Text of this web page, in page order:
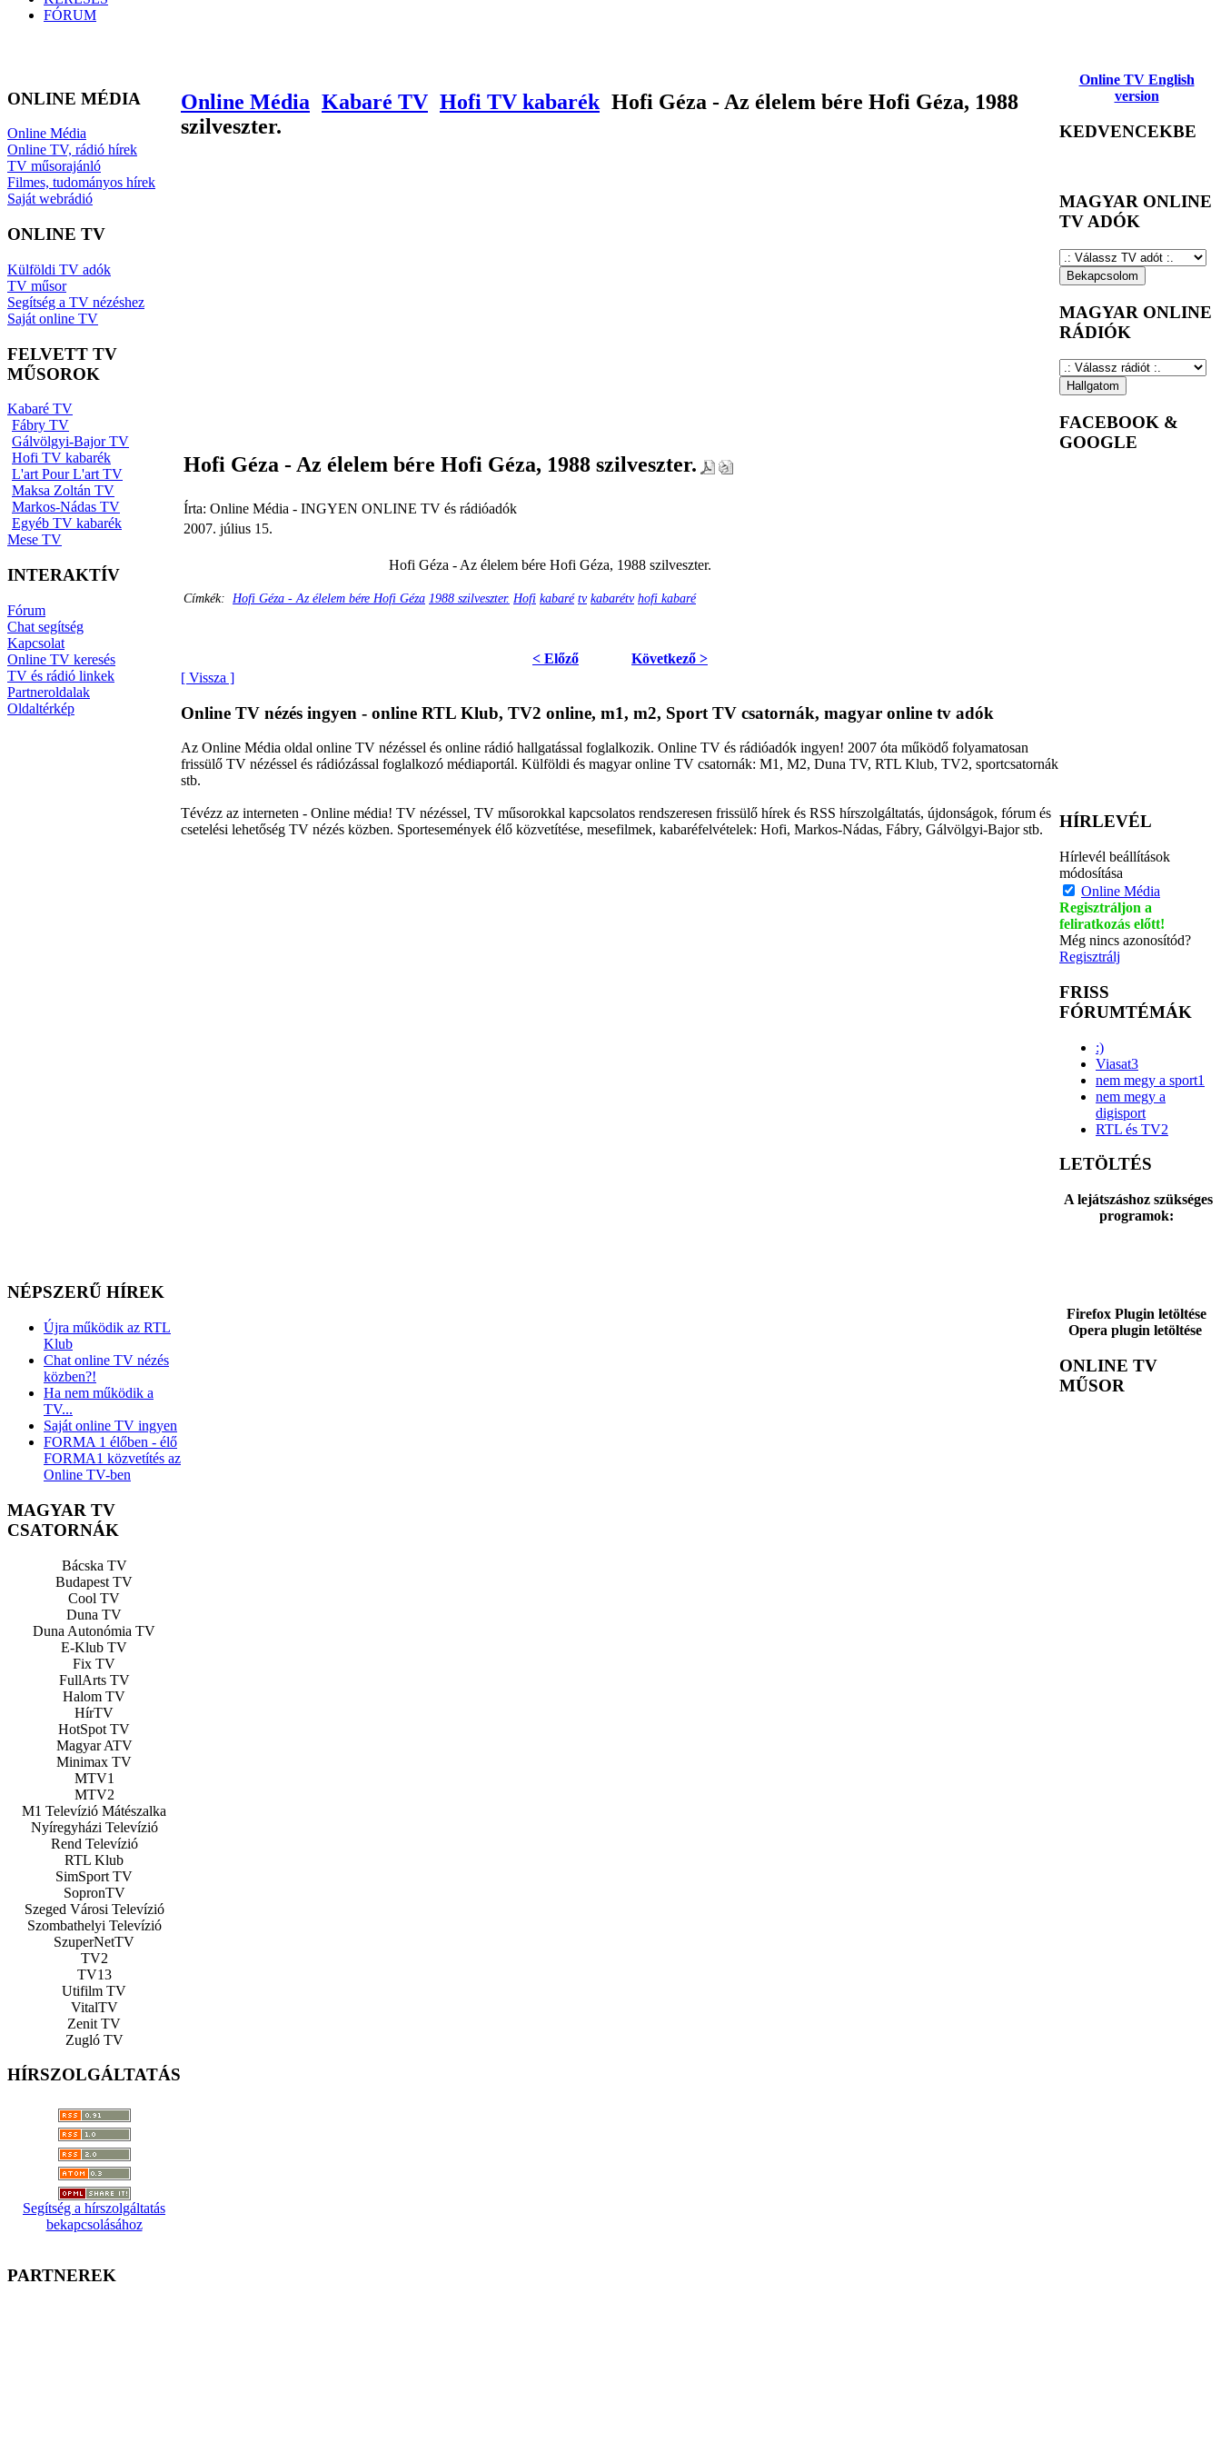
FÓRUM
ONLINE MÉDIA
Online Média
Online TV, rádió hírek
TV műsorajánló
Filmes, tudományos hírek
Saját webrádió
ONLINE TV
Külföldi TV adók
TV műsor
Segítség a TV nézéshez
Saját online TV
FELVETT TV
MŰSOROK
Kabaré TV
Fábry TV
Gálvölgyi-Bajor TV
Hofi TV kabarék
L'art Pour L'art TV
Maksa Zoltán TV
Markos-Nádas TV
Egyéb TV kabarék
Mese TV
INTERAKTÍV
Fórum
Chat segítség
Kapcsolat
Online TV keresés
TV és rádió linkek
Partneroldalak
Oldaltérkép
NÉPSZERŰ HÍREK
Újra működik az RTL
Klub
Chat online TV nézés
közben?!
Ha nem működik a
TV...
Saját online TV ingyen
FORMA 1 élőben - élő
FORMA1 közvetítés az
Online TV-ben
MAGYAR TV
CSATORNÁK
Bácska TV
Budapest TV
Cool TV
Duna TV
Duna Autonómia TV
E-Klub TV
Fix TV
FullArts TV
Halom TV
HírTV
HotSpot TV
Magyar ATV
Minimax TV
MTV1
MTV2
M1 Televízió Mátészalka
Nyíregyházi Televízió
Rend Televízió
RTL Klub
SimSport TV
SopronTV
Szeged Városi Televízió
Szombathelyi Televízió
SzuperNetTV
TV2
TV13
Utifilm TV
VitalTV
Zenit TV
Zugló TV
HÍRSZOLGÁLTATÁS
Segítség a hírszolgáltatás
bekapcsolásához
PARTNEREK
Online Média Kabaré TV Hofi TV kabarék Hofi Géza - Az élelem bére Hofi Géza, 1988
szilveszter.
Hofi Géza - Az élelem bére Hofi Géza, 1988 szilveszter.
Írta: Online Média - INGYEN ONLINE TV és rádióadók
2007. július 15.
Hofi Géza - Az élelem bére Hofi Géza, 1988 szilveszter.
Címkék: Hofi Géza - Az élelem bére Hofi Géza 1988 szilveszter. Hofi kabaré tv kabarétv hofi kabaré
< Előző
Következő >
[ Vissza ]
Online TV nézés ingyen - online RTL Klub, TV2 online, m1, m2, Sport TV csatornák, magyar online tv adók
Az Online Média oldal online TV nézéssel és online rádió hallgatással foglalkozik. Online TV és rádióadók ingyen! 2007 óta működő folyamatosan
frissülő TV nézéssel és rádiózással foglalkozó médiaportál. Külföldi és magyar online TV csatornák: M1, M2, Duna TV, RTL Klub, TV2, sportcsatornák
stb.
Tévézz az interneten - Online média! TV nézéssel, TV műsorokkal kapcsolatos rendszeresen frissülő hírek és RSS hírszolgáltatás, újdonságok, fórum és
csetelési lehetőség TV nézés közben. Sportesemények élő közvetítése, mesefilmek, kabaréfelvételek: Hofi, Markos-Nádas, Fábry, Gálvölgyi-Bajor stb.
Online TV English
version
KEDVENCEKBE
MAGYAR ONLINE
TV ADÓK
MAGYAR ONLINE
RÁDIÓK
FACEBOOK &
GOOGLE
HÍRLEVÉL
Hírlevél beállítások
módosítása
Online Média
Regisztráljon a
feliratkozás előtt!
Még nincs azonosítód?
Regisztrálj
FRISS
FÓRUMTÉMÁK
:)
Viasat3
nem megy a sport1
nem megy a
digisport
RTL és TV2
LETÖLTÉS
A lejátszáshoz szükséges
programok:
Firefox Plugin letöltése
Opera plugin letöltése
ONLINE TV
MŰSOR